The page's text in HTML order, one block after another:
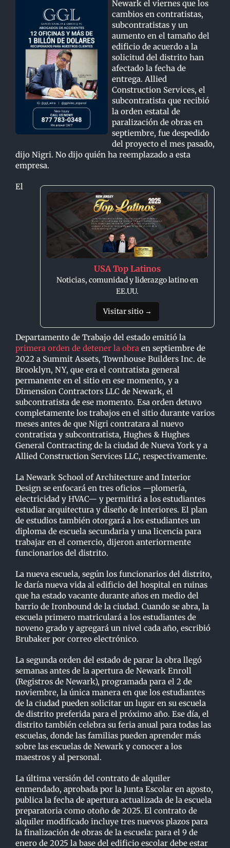
Newark el viernes que los
cambios en contratistas,
subcontratistas y un
aumento en el tamaño del
edificio de acuerdo a la
solicitud del distrito han
afectado la fecha de
entrega. Allied
Construction Services, el
subcontratista que recibió
la orden estatal de
paralización de obras en
septiembre, fue despedido
del proyecto el mes pasado,
dijo Nigri. No dijo quién ha reemplazado a esta
empresa.
USA Top Latinos
Noticias, comunidad y liderazgo latino en
EE.UU.
Visitar sitio →
El
Departamento de Trabajo del estado emitió la
primera orden de detener la obra en septiembre de
2022 a Summit Assets, Townhouse Builders Inc. de
Brooklyn, NY, que era el contratista general
permanente en el sitio en ese momento, y a
Dimension Contractors LLC de Newark, el
subcontratista de ese momento. Esa orden detuvo
completamente los trabajos en el sitio durante varios
meses antes de que Nigri contratara al nuevo
contratista y subcontratista, Hughes & Hughes
General Contracting de la ciudad de Nueva York y a
Allied Construction Services LLC, respectivamente.
La Newark School of Architecture and Interior
Design se enfocará en tres oficios —plomería,
electricidad y HVAC— y permitirá a los estudiantes
estudiar arquitectura y diseño de interiores. El plan
de estudios también otorgará a los estudiantes un
diploma de escuela secundaria y una licencia para
trabajar en el comercio, dijeron anteriormente
funcionarios del distrito.
La nueva escuela, según los funcionarios del distrito,
le daría nueva vida al edificio del hospital en ruinas
que ha estado vacante durante años en medio del
barrio de Ironbound de la ciudad. Cuando se abra, la
escuela primero matriculará a los estudiantes de
noveno grado y agregará un nivel cada año, escribió
Brubaker por correo electrónico.
La segunda orden del estado de parar la obra llegó
semanas antes de la apertura de Newark Enroll
(Registros de Newark), programada para el 2 de
noviembre, la única manera en que los estudiantes
de la ciudad pueden solicitar un lugar en su escuela
de distrito preferida para el próximo año. Ese día, el
distrito también celebra su feria anual para todas las
escuelas, donde las familias pueden aprender más
sobre las escuelas de Newark y conocer a los
maestros y al personal.
La última versión del contrato de alquiler
enmendado, aprobada por la Junta Escolar en agosto,
publica la fecha de apertura actualizada de la escuela
preparatoria como otoño de 2025. El contrato de
alquiler modificado incluye tres nuevos plazos para
la finalización de obras de la escuela: para el 9 de
enero de 2025 la base del edificio escolar debe estar